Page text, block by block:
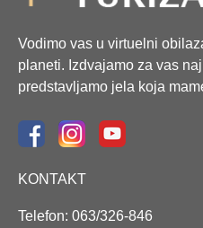
Vodimo vas u virtuelni
planeti. Izdvajamo za vas
predstavljamo jela koja
KONTAKT
Telefon: 063/326-846